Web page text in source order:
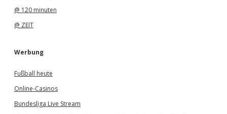
@ 120 minuten
@ ZEIT
Werbung
Fußball heute
Online-Casinos
Bundesliga Live Stream